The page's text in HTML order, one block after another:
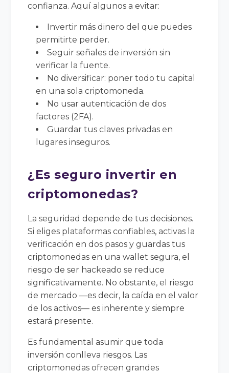
confianza. Aquí algunos a evitar:
Invertir más dinero del que puedes
permitirte perder.
Seguir señales de inversión sin
verificar la fuente.
No diversificar: poner todo tu capital
en una sola criptomoneda.
No usar autenticación de dos
factores (2FA).
Guardar tus claves privadas en
lugares inseguros.
¿Es seguro invertir en
criptomonedas?
La seguridad depende de tus decisiones.
Si eliges plataformas confiables, activas la
verificación en dos pasos y guardas tus
criptomonedas en una wallet segura, el
riesgo de ser hackeado se reduce
significativamente. No obstante, el riesgo
de mercado —es decir, la caída en el valor
de los activos— es inherente y siempre
estará presente.
Es fundamental asumir que toda
inversión conlleva riesgos. Las
criptomonedas ofrecen grandes